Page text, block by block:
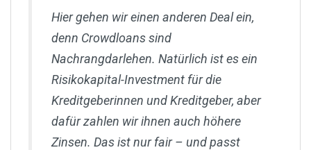
Hier gehen wir einen anderen Deal ein,
denn Crowdloans sind
Nachrangdarlehen. Natürlich ist es ein
Risikokapital-Investment für die
Kreditgeberinnen und Kreditgeber, aber
dafür zahlen wir ihnen auch höhere
Zinsen. Das ist nur fair – und passt